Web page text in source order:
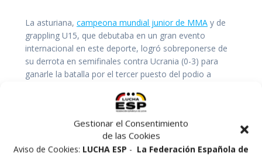
Gestionar el Consentimiento
de las Cookies
Aviso de Cookies: LUCHA ESP - La Federación Española de
La asturiana, campeona mundial junior de MMA y de
grappling U15, que debutaba en un gran evento
internacional en este deporte, logró sobreponerse de
su derrota en semifinales contra Ucrania (0-3) para
ganarle la batalla por el tercer puesto del podio a
estas lides una categoría por encima,
para llegar hasta la final de los +80KG tras superar
los cuartos y las semifinales, esta última ronda con
mucha solvencia (8-0 ante la aspirante de Serbia).